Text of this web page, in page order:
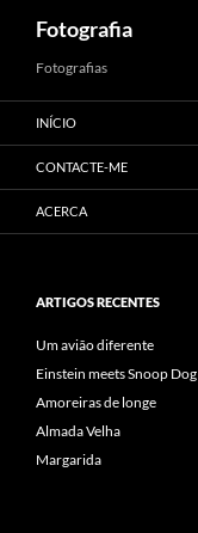
Saltar
para
Fotografia
Fotografias
INÍCIO
CONTACTE-ME
ACERCA
ARTIGOS RECENTES
Um avião diferente
Einstein meets Snoop Dog
Amoreiras de longe
Almada Velha
Margarida